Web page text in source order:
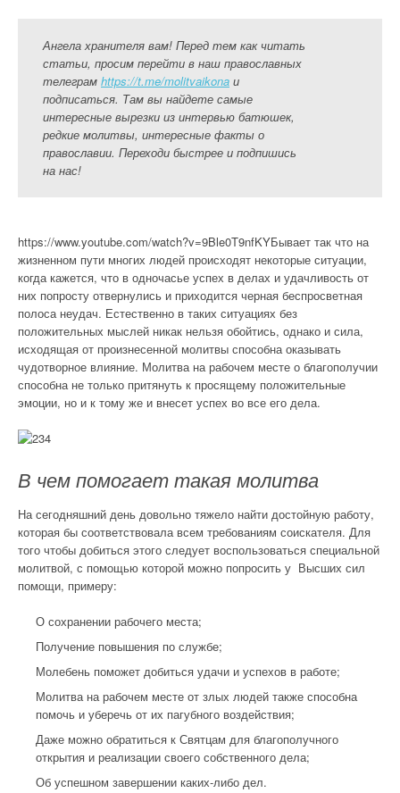
Ангела хранителя вам! Перед тем как читать
статьи, просим перейти в наш православных
телеграм https://t.me/molitvaikona и
подписаться. Там вы найдете самые
интересные вырезки из интервью батюшек,
редкие молитвы, интересные факты о
православии. Переходи быстрее и подпишись
на нас!
https://www.youtube.com/watch?v=9Ble0T9nfKYБывает так что на
жизненном пути многих людей происходят некоторые ситуации,
когда кажется, что в одночасье успех в делах и удачливость от
них попросту отвернулись и приходится черная беспросветная
полоса неудач. Естественно в таких ситуациях без
положительных мыслей никак нельзя обойтись, однако и сила,
исходящая от произнесенной молитвы способна оказывать
чудотворное влияние. Молитва на рабочем месте о благополучии
способна не только притянуть к просящему положительные
эмоции, но и к тому же и внесет успех во все его дела.
В чем помогает такая молитва
На сегодняшний день довольно тяжело найти достойную работу,
которая бы соответствовала всем требованиям соискателя. Для
того чтобы добиться этого следует воспользоваться специальной
молитвой, с помощью которой можно попросить у Высших сил
помощи, примеру:
О сохранении рабочего места;
Получение повышения по службе;
Молебень поможет добиться удачи и успехов в работе;
Молитва на рабочем месте от злых людей также способна
помочь и уберечь от их пагубного воздействия;
Даже можно обратиться к Святцам для благополучного
открытия и реализации своего собственного дела;
Об успешном завершении каких-либо дел.